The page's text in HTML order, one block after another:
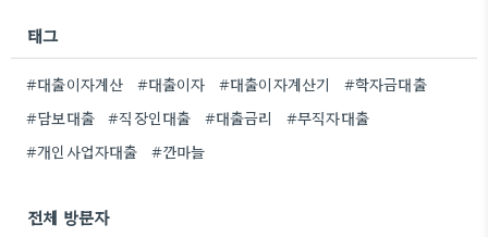
태그
#대출이자계산 #대출이자 #대출이자계산기
#학자금대출
#담보대출
#직장인대출 #대출금리
#무직자대출
#개인사업자대출
#깐마늘
전체 방문자